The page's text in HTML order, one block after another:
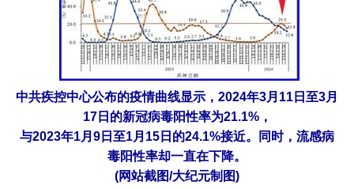
中共疾控中心公布的疫情曲线显示，2024年3月11日至3月
17日的新冠病毒阳性率为21.1%，
与2023年1月9日至1月15日的24.1%接近。同时，流感病
毒阳性率却一直在下降。
(网站截图/大纪元制图)